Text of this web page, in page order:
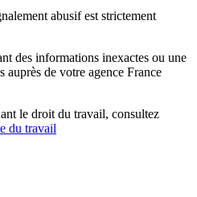
abusif est strictement
des informations inexactes ou une
auprès de votre agence France
le droit du travail, consultez
du travail